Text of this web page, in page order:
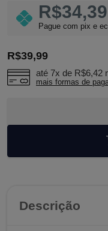
R$34,39
Pague com pix e
R$39,99
até 7x de R$6,42
mais formas de
Descrição